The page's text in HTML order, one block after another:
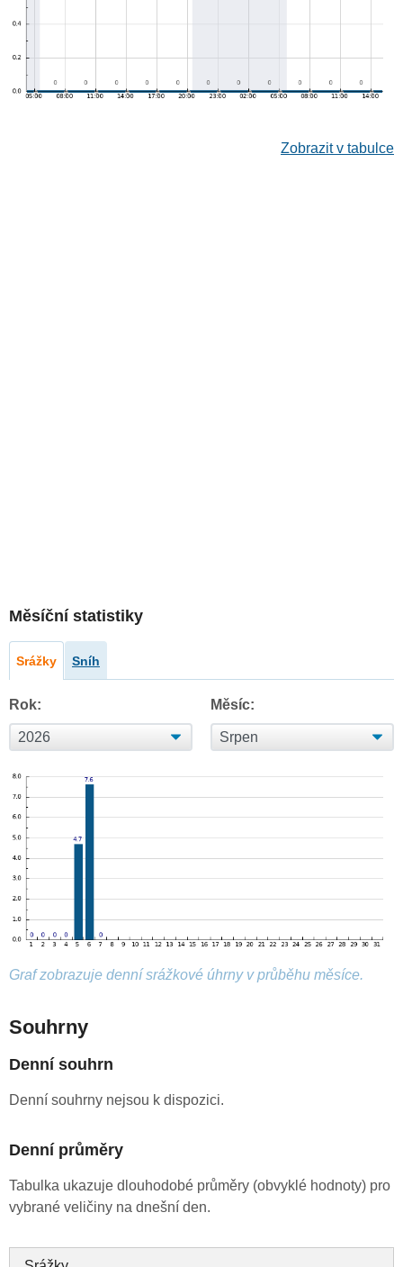
Zobrazit v tabulce
Měsíční statistiky
Srážky Sníh
Rok: Měsíc:
Graf zobrazuje denní srážkové úhrny v průběhu měsíce.
Souhrny
Denní souhrn
Denní souhrny nejsou k dispozici.
Denní průměry
Tabulka ukazuje dlouhodobé průměry (obvyklé hodnoty) pro
vybrané veličiny na dnešní den.